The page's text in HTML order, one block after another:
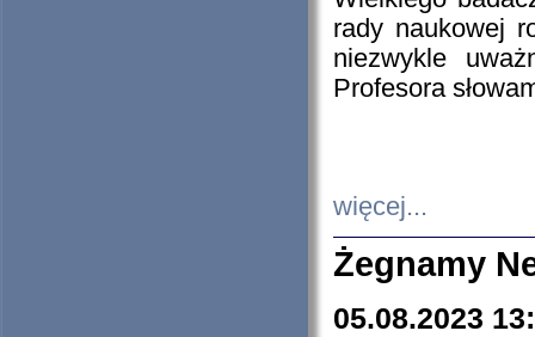
rady naukowej
niezwykle
Profesora
więcej...
Żegnamy
05.08.2023